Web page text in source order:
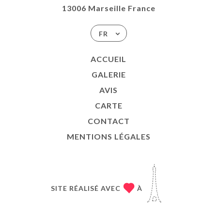
13006 Marseille France
FR
ACCUEIL
GALERIE
AVIS
CARTE
CONTACT
MENTIONS LÉGALES
SITE RÉALISÉ AVEC À